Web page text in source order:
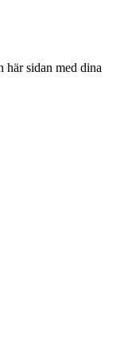
här sidan med dina